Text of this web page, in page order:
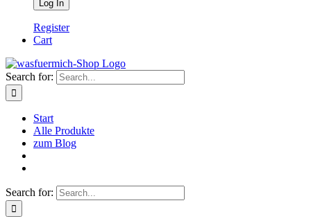
Register
Cart
Search for:
Start
Alle Produkte
zum Blog
Search for: